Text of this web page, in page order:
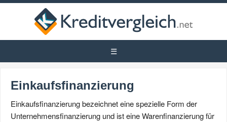
Einkaufsfinanzierung
Einkaufsfinanzierung bezeichnet eine spezielle Form der
Unternehmensfinanzierung und ist eine Warenfinanzierung für